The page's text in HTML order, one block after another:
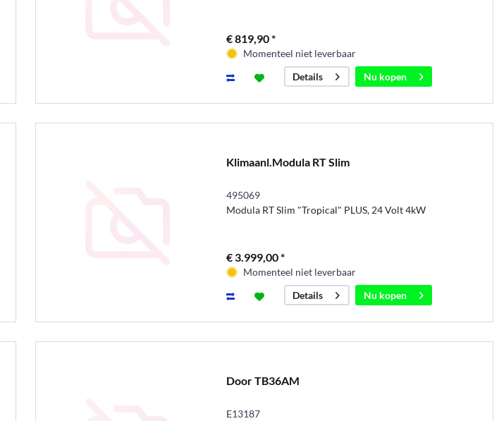
€ 819,90 *
Momenteel niet leverbaar
Details
Nu kopen
Klimaanl.Modula RT Slim
495069
Modula RT Slim "Tropical" PLUS, 24 Volt 4kW
€ 3.999,00 *
Momenteel niet leverbaar
Details
Nu kopen
Door TB36AM
E13187